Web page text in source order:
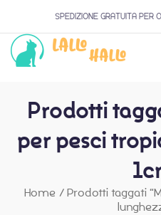
SPEDIZIONE GRATUITA PER
Prodotti
per pesci
Home / Prodotti taggati